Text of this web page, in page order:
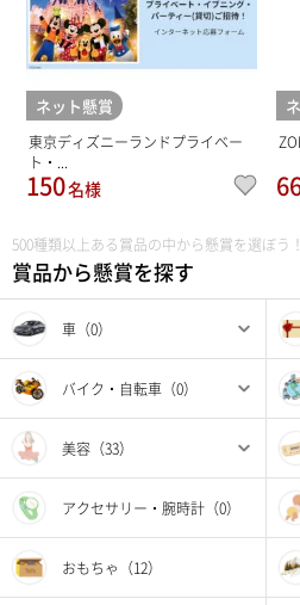
500種類以上ある賞品の中から懸賞を選ぼう！
賞品から懸賞を探す
車（0）
バイク・自転車（0）
美容（33）
アクセサリー・腕時計（0）
おもちゃ（12）
ネット懸賞
東京ディズニーランドプライベー
ト・...
150名様